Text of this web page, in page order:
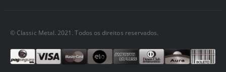
© Classic Metal. 2021. Todos os direitos reservados.